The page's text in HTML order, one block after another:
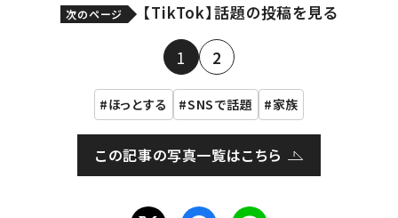
次のページ 【TikTok】話題の投稿を見る
1 2
ほっとする SNSで話題 家族
この記事の写真一覧はこちら